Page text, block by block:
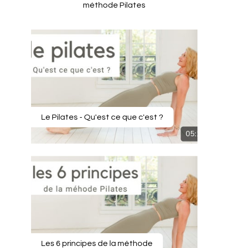
méthode Pilates
Le Pilates - Qu'est ce que c'est ?
Les 6 principes de la méthode